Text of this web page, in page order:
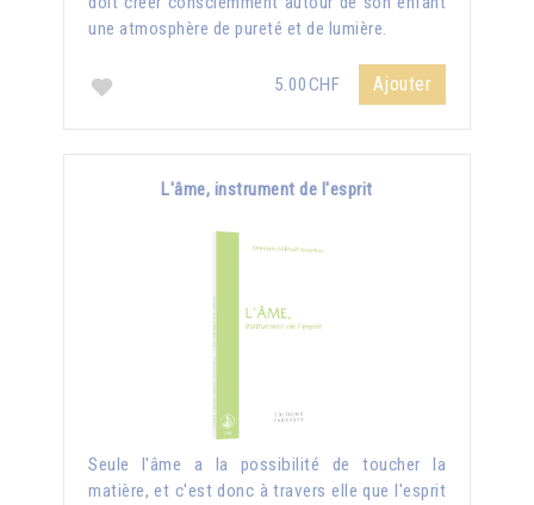
une atmosphère de pureté et de lumière.
5.00CHF Ajouter
L'âme, instrument de l'esprit
Seule l'âme a la possibilité de toucher la
matière, et c'est donc à travers elle que l'esprit